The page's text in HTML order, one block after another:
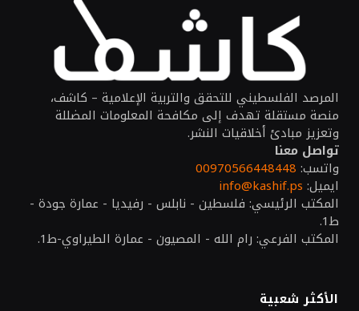
المرصد الفلسطيني للتحقق والتربية الإعلامية – كاشف،
منصة مستقلة تهدف إلى مكافحة المعلومات المضللة
وتعزيز مبادئ أخلاقيات النشر.
تواصل معنا
واتسب: 00970566448448
ايميل: info@kashif.ps
المكتب الرئيسي: فلسطين - نابلس - رفيديا - عمارة جودة -
ط1.
المكتب الفرعي: رام الله - المصيون - عمارة الطيراوي-ط1.
الأكثر شعبية